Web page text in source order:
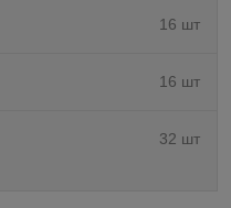
16 шт
16 шт
32 шт